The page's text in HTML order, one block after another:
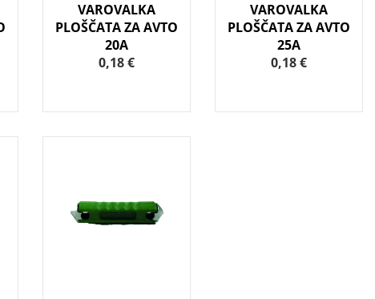
VAROVALKA
PLOŠČATA ZA AVTO
20A
0,18 €
VAROVALKA
PLOŠČATA ZA AVTO
25A
0,18 €